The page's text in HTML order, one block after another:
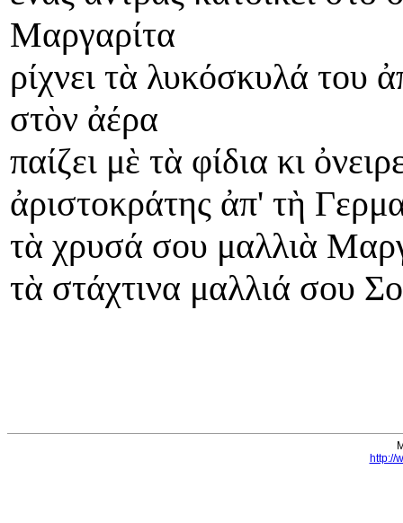
Μαργαρίτα
ρίχνει τὰ λυκόσκυλά του
στὸν ἀέρα
παίζει μὲ τὰ φίδια κι
ἀριστοκράτης ἀπ' τὴ
τὰ χρυσά σου μαλλιὰ
τὰ στάχτινα μαλλιά σου
http://